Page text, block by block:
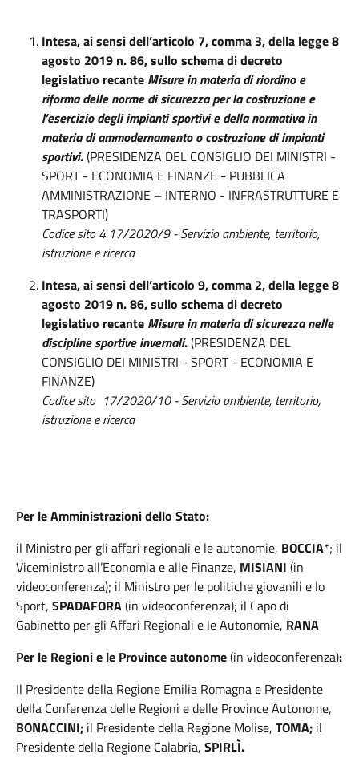
Intesa, ai sensi dell’articolo 7, comma 3, della legge 8
agosto 2019 n. 86, sullo schema di decreto
legislativo recante Misure in materia di riordino e
riforma delle norme di sicurezza per la costruzione e
l’esercizio degli impianti sportivi e della normativa in
materia di ammodernamento o costruzione di impianti
sportivi.(PRESIDENZA DEL CONSIGLIO DEI MINISTRI -
SPORT - ECONOMIA E FINANZE - PUBBLICA
AMMINISTRAZIONE – INTERNO - INFRASTRUTTURE E
TRASPORTI)
Codice sito 4.17/2020/9 - Servizio ambiente, territorio,
istruzione e ricerca
Intesa, ai sensi dell’articolo 9, comma 2, della legge 8
agosto 2019 n. 86, sullo schema di decreto
legislativo recante Misure in materia di sicurezza nelle
discipline sportive invernali.(PRESIDENZA DEL
CONSIGLIO DEI MINISTRI - SPORT - ECONOMIA E
FINANZE)
Codice sito 17/2020/10 - Servizio ambiente, territorio,
istruzione e ricerca
Per le Amministrazioni dello Stato:
il Ministro per gli affari regionali e le autonomie, BOCCIA*; il
Viceministro all’Economia e alle Finanze, MISIANI (in
videoconferenza); il Ministro per le politiche giovanili e lo
Sport, SPADAFORA(in videoconferenza); il Capo di
Gabinetto per gli Affari Regionali e le Autonomie, RANA
Per le Regioni e le Province autonome(in videoconferenza):
Il Presidente della Regione Emilia Romagna e Presidente
della Conferenza delle Regioni e delle Province Autonome,
BONACCINI; il Presidente della Regione Molise, TOMA; il
Presidente della Regione Calabria, SPIRLÌ.